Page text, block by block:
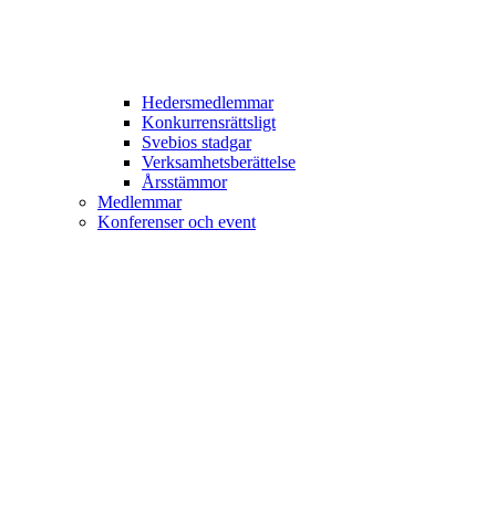
Hedersmedlemmar
Konkurrensrättsligt
Svebios stadgar
Verksamhetsberättelse
Årsstämmor
Medlemmar
Konferenser och event